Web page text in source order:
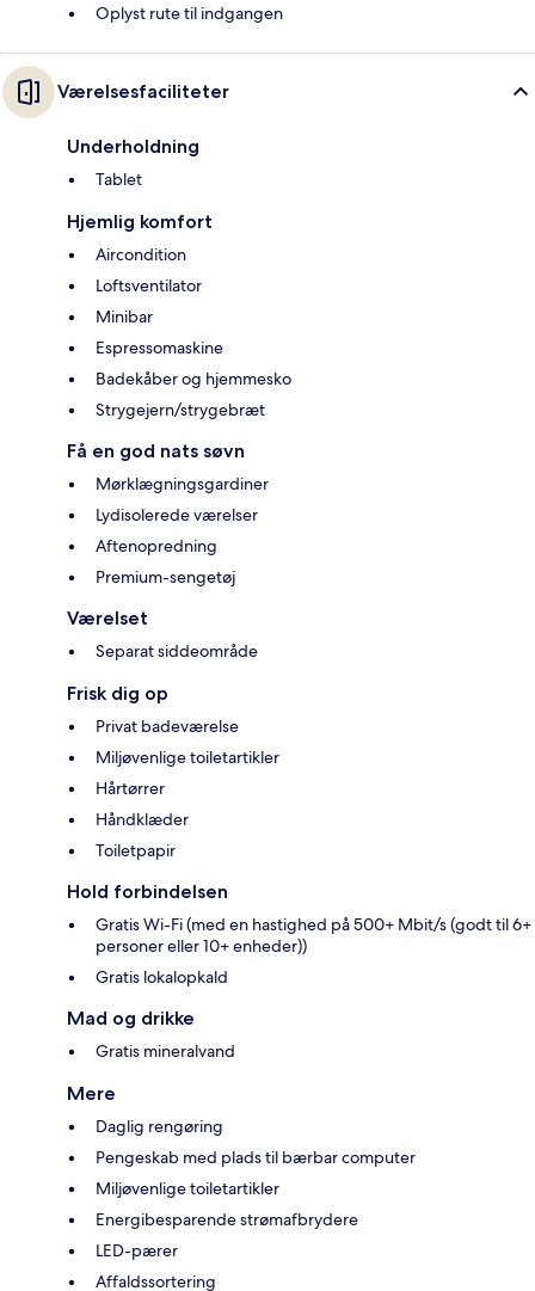
Oplyst rute til indgangen
Værelsesfaciliteter
Underholdning
Tablet
Hjemlig komfort
Aircondition
Loftsventilator
Minibar
Espressomaskine
Badekåber og hjemmesko
Strygejern/strygebræt
Få en god nats søvn
Mørklægningsgardiner
Lydisolerede værelser
Aftenopredning
Premium-sengetøj
Værelset
Separat siddeområde
Frisk dig op
Privat badeværelse
Miljøvenlige toiletartikler
Hårtørrer
Håndklæder
Toiletpapir
Hold forbindelsen
Gratis Wi-Fi (med en hastighed på 500+ Mbit/s (godt til 6+
personer eller 10+ enheder))
Gratis lokalopkald
Mad og drikke
Gratis mineralvand
Mere
Daglig rengøring
Pengeskab med plads til bærbar computer
Miljøvenlige toiletartikler
Energibesparende strømafbrydere
LED-pærer
Affaldssortering